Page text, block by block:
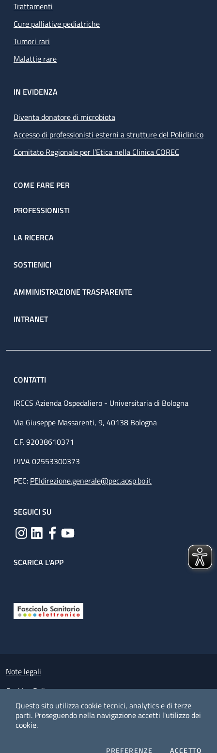
Questo sito utilizza cookie tecnici, analytics e di terze
parti. Proseguendo nella navigazione accetti l'utilizzo dei
cookie.
PREFERENZE COOKIESACCETTOI
Trattamenti
Cure palliative pediatriche
Tumori rari
Malattie rare
IN EVIDENZA
Diventa donatore di microbiota
Accesso di professionisti esterni a strutture del Policlinico
Comitato Regionale per l’Etica nella Clinica COREC
COME FARE PER
PROFESSIONISTI
LA RICERCA
SOSTIENICI
AMMINISTRAZIONE TRASPARENTE
INTRANET
CONTATTI
IRCCS Azienda Ospedaliero - Universitaria di Bologna
Via Giuseppe Massarenti, 9, 40138 Bologna
C.F. 92038610371
P.IVA 02553300373
PEC: PEIdirezione.generale@pec.aosp.bo.it
SEGUICI SU
SCARICA L'APP
Small prints
Note legali
Cookies Policy
Policy privacy e protezione del dato personale
Albo pretorio on-line